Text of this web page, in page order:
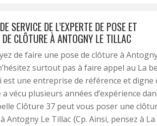
SERVICE DE L’EXPERTE DE POSE ET
CLÔTURE À ANTOGNY LE TILLAC
de faire une pose de clôture à
surtout pas à faire appel au La
est une entreprise de référence et digne
a vécu plusieurs années d’expérience
Clôture 37 peut vous poser une
Antogny Le Tillac {Cp. Ainsi, pensez à La